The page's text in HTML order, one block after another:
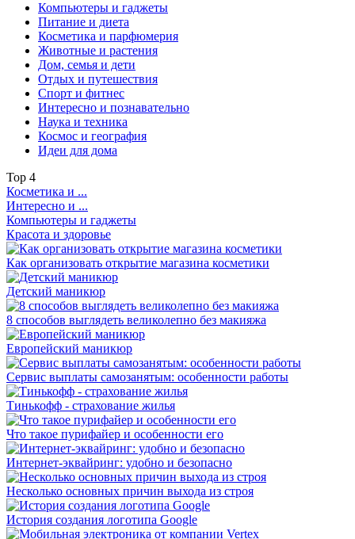
Компьютеры и гаджеты
Питание и диета
Косметика и парфюмерия
Животные и растения
Дом, семья и дети
Отдых и путешествия
Спорт и фитнес
Интересно и познавательно
Наука и техника
Космос и география
Идеи для дома
Top 4
Косметика и ...
Интересно и ...
Компьютеры и гаджеты
Красота и здоровье
Как организовать открытие магазина косметики
Детский маникюр
8 способов выглядеть великолепно без макияжа
Европейский маникюр
Сервис выплаты самозанятым: особенности работы
Тинькофф - страхование жилья
Что такое пурифайер и особенности его
Интернет-эквайринг: удобно и безопасно
Несколько основных причин выхода из строя
История создания логотипа Google